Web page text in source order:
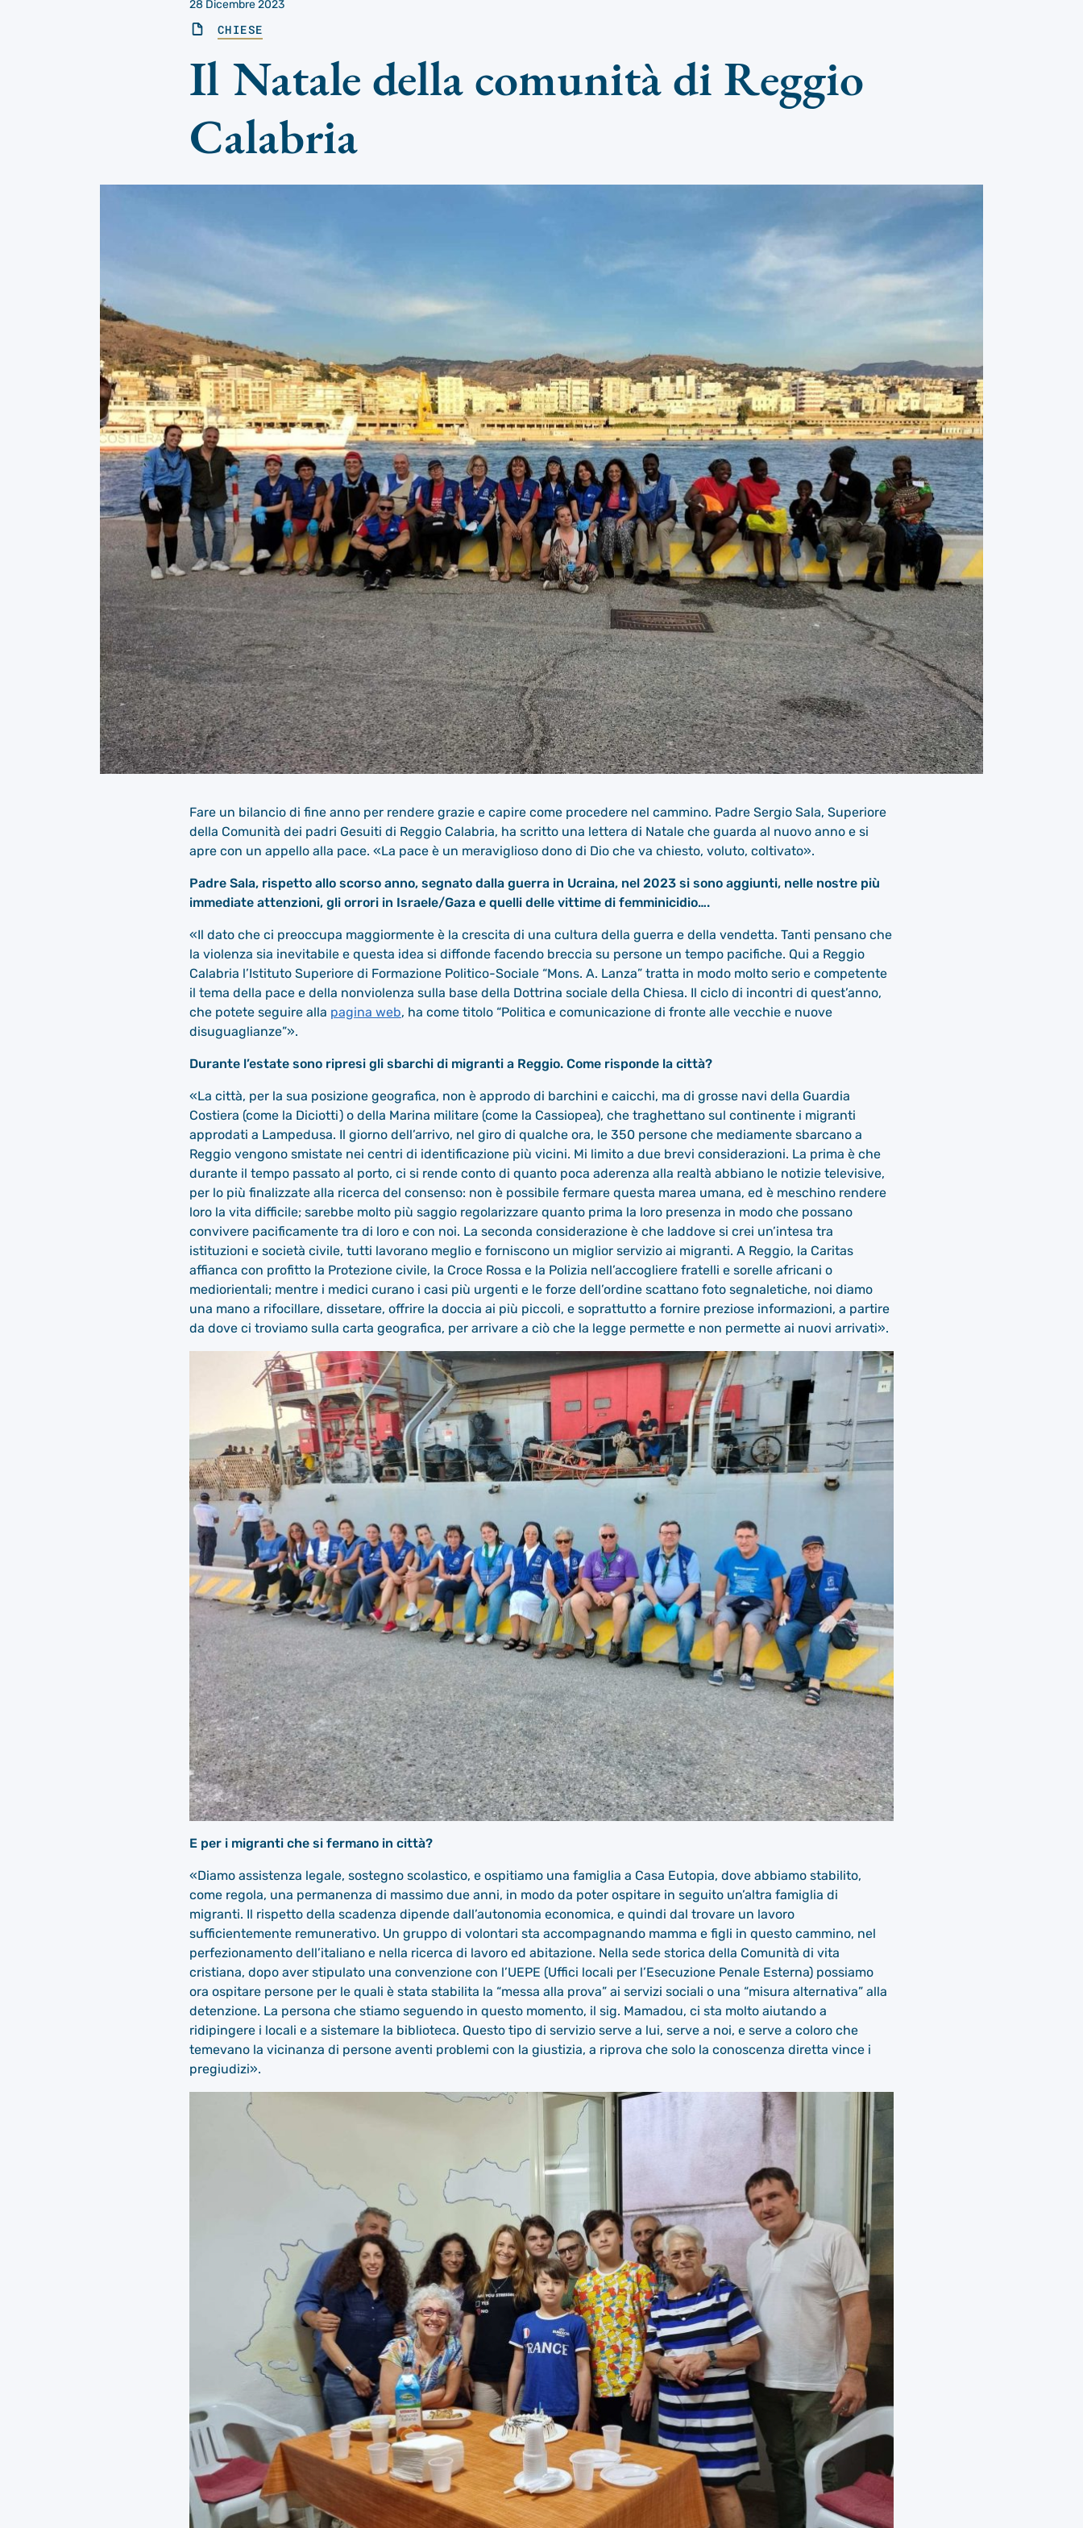
28 Dicembre 2023
CHIESE
Il Natale della comunità di Reggio
Calabria
Fare un bilancio di fine anno per rendere grazie e capire come procedere nel cammino. Padre Sergio Sala, Superiore
della Comunità dei padri Gesuiti di Reggio Calabria, ha scritto una lettera di Natale che guarda al nuovo anno e si
apre con un appello alla pace. «La pace è un meraviglioso dono di Dio che va chiesto, voluto, coltivato».
Padre Sala, rispetto allo scorso anno, segnato dalla guerra in Ucraina, nel 2023 si sono aggiunti, nelle nostre più
immediate attenzioni, gli orrori in Israele/Gaza e quelli delle vittime di femminicidio….
«Il dato che ci preoccupa maggiormente è la crescita di una cultura della guerra e della vendetta. Tanti pensano che
la violenza sia inevitabile e questa idea si diffonde facendo breccia su persone un tempo pacifiche. Qui a Reggio
Calabria l’Istituto Superiore di Formazione Politico-Sociale “Mons. A. Lanza” tratta in modo molto serio e competente
il tema della pace e della nonviolenza sulla base della Dottrina sociale della Chiesa. Il ciclo di incontri di quest’anno,
che potete seguire alla pagina web, ha come titolo “Politica e comunicazione di fronte alle vecchie e nuove
disuguaglianze”».
Durante l’estate sono ripresi gli sbarchi di migranti a Reggio. Come risponde la città?
«La città, per la sua posizione geografica, non è approdo di barchini e caicchi, ma di grosse navi della Guardia
Costiera (come la Diciotti) o della Marina militare (come la Cassiopea), che traghettano sul continente i migranti
approdati a Lampedusa. Il giorno dell’arrivo, nel giro di qualche ora, le 350 persone che mediamente sbarcano a
Reggio vengono smistate nei centri di identificazione più vicini. Mi limito a due brevi considerazioni. La prima è che
durante il tempo passato al porto, ci si rende conto di quanto poca aderenza alla realtà abbiano le notizie televisive,
per lo più finalizzate alla ricerca del consenso: non è possibile fermare questa marea umana, ed è meschino rendere
loro la vita difficile; sarebbe molto più saggio regolarizzare quanto prima la loro presenza in modo che possano
convivere pacificamente tra di loro e con noi. La seconda considerazione è che laddove si crei un’intesa tra
istituzioni e società civile, tutti lavorano meglio e forniscono un miglior servizio ai migranti. A Reggio, la Caritas
affianca con profitto la Protezione civile, la Croce Rossa e la Polizia nell’accogliere fratelli e sorelle africani o
mediorientali; mentre i medici curano i casi più urgenti e le forze dell’ordine scattano foto segnaletiche, noi diamo
una mano a rifocillare, dissetare, offrire la doccia ai più piccoli, e soprattutto a fornire preziose informazioni, a partire
da dove ci troviamo sulla carta geografica, per arrivare a ciò che la legge permette e non permette ai nuovi arrivati».
E per i migranti che si fermano in città?
«Diamo assistenza legale, sostegno scolastico, e ospitiamo una famiglia a Casa Eutopia, dove abbiamo stabilito,
come regola, una permanenza di massimo due anni, in modo da poter ospitare in seguito un’altra famiglia di
migranti. Il rispetto della scadenza dipende dall’autonomia economica, e quindi dal trovare un lavoro
sufficientemente remunerativo. Un gruppo di volontari sta accompagnando mamma e figli in questo cammino, nel
perfezionamento dell’italiano e nella ricerca di lavoro ed abitazione. Nella sede storica della Comunità di vita
cristiana, dopo aver stipulato una convenzione con l’UEPE (Uffici locali per l’Esecuzione Penale Esterna) possiamo
ora ospitare persone per le quali è stata stabilita la “messa alla prova” ai servizi sociali o una “misura alternativa” alla
detenzione. La persona che stiamo seguendo in questo momento, il sig. Mamadou, ci sta molto aiutando a
ridipingere i locali e a sistemare la biblioteca. Questo tipo di servizio serve a lui, serve a noi, e serve a coloro che
temevano la vicinanza di persone aventi problemi con la giustizia, a riprova che solo la conoscenza diretta vince i
pregiudizi».